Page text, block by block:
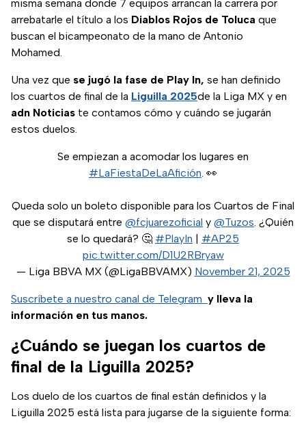
misma semana donde 7 equipos arrancan la carrera por
arrebatarle el título a los Diablos Rojos de Toluca que
buscan el bicampeonato de la mano de Antonio
Mohamed.
Una vez que se jugó la fase de Play In, se han definido
los cuartos de final de la Liguilla 2025de la Liga MX y en
adn Noticias te contamos cómo y cuándo se jugarán
estos duelos.
Se empiezan a acomodar los lugares en
#LaFiestaDeLaAfición. 👀
Queda solo un boleto disponible para los Cuartos de Final
que se disputará entre @fcjuarezoficial y @Tuzos. ¿Quién
se lo quedará? 🤔 #PlayIn | #AP25
pic.twitter.com/D1U2RBryaw
— Liga BBVA MX (@LigaBBVAMX) November 21, 2025
Suscríbete a nuestro canal de Telegram y lleva la
información en tus manos.
¿Cuándo se juegan los cuartos de
final de la Liguilla 2025?
Los duelo de los cuartos de final están definidos y la
Liguilla 2025 está lista para jugarse de la siguiente forma: